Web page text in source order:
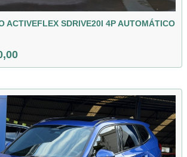
ACTIVEFLEX SDRIVE20I 4P AUTOMÁTICO